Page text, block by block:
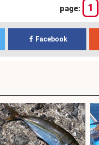
page: 1
Facebook